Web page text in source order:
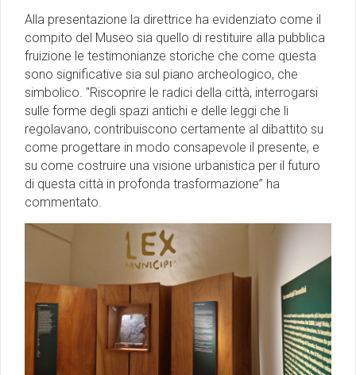
Alla presentazione la direttrice ha evidenziato come il
compito del Museo sia quello di restituire alla pubblica
fruizione le testimonianze storiche che come questa
sono significative sia sul piano archeologico, che
simbolico. "Riscoprire le radici della città, interrogarsi
sulle forme degli spazi antichi e delle leggi che li
regolavano, contribuiscono certamente al dibattito su
come progettare in modo consapevole il presente, e
su come costruire una visione urbanistica per il futuro
di questa città in profonda trasformazione” ha
commentato.